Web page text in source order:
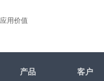
应用价值
产品 客户